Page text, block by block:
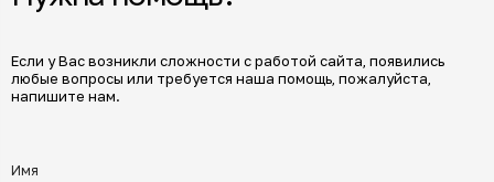
Если у Вас возникли сложности с работой сайта, появились
любые вопросы или требуется наша помощь, пожалуйста,
напишите нам.
Имя